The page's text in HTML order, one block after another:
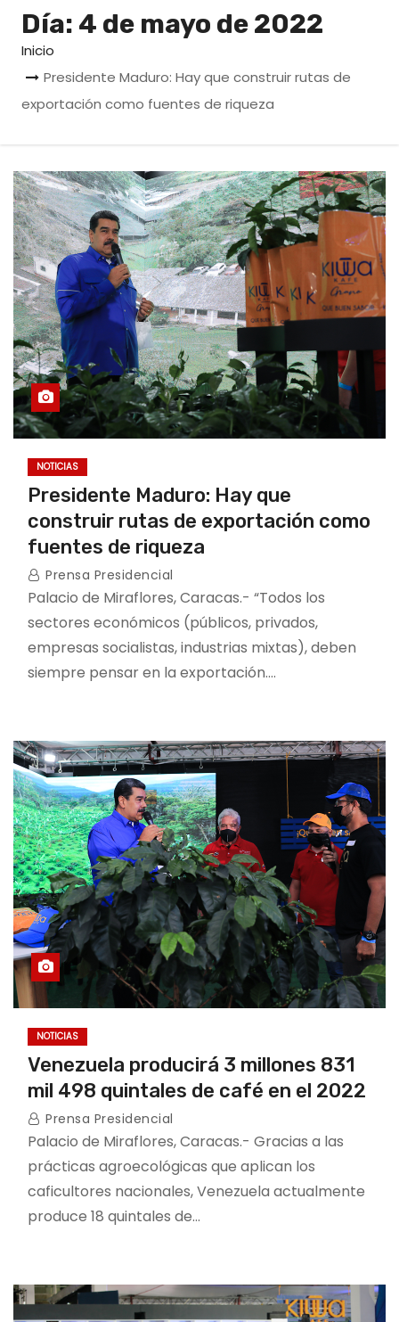
Día: 4 de mayo de 2022
Inicio
Presidente Maduro: Hay que construir rutas de
exportación como fuentes de riqueza
NOTICIAS
Presidente Maduro: Hay que
construir rutas de exportación como
fuentes de riqueza
Prensa Presidencial
Palacio de Miraflores, Caracas.- “Todos los
sectores económicos (públicos, privados,
empresas socialistas, industrias mixtas), deben
siempre pensar en la exportación.…
NOTICIAS
Venezuela producirá 3 millones 831
mil 498 quintales de café en el 2022
Prensa Presidencial
Palacio de Miraflores, Caracas.- Gracias a las
prácticas agroecológicas que aplican los
caficultores nacionales, Venezuela actualmente
produce 18 quintales de…